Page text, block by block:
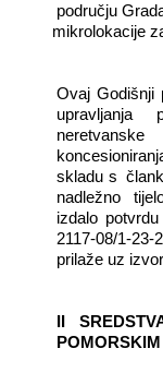
području
mikrolokacije
Ovaj Godišnji
upravljanja
skladu s
nadležno
izdalo
2117-08/1-
prilaže uz
II